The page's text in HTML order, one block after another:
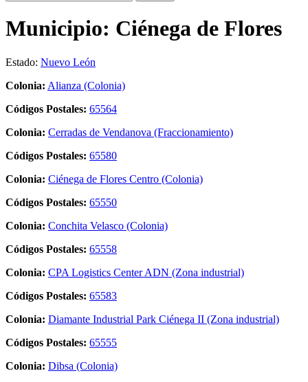
Municipio: Ciénega de Flores
Estado: Nuevo León
Colonia: Alianza (Colonia)
Códigos Postales: 65564
Colonia: Cerradas de Vendanova (Fraccionamiento)
Códigos Postales: 65580
Colonia: Ciénega de Flores Centro (Colonia)
Códigos Postales: 65550
Colonia: Conchita Velasco (Colonia)
Códigos Postales: 65558
Colonia: CPA Logistics Center ADN (Zona industrial)
Códigos Postales: 65583
Colonia: Diamante Industrial Park Ciénega II (Zona industrial)
Códigos Postales: 65555
Colonia: Dibsa (Colonia)